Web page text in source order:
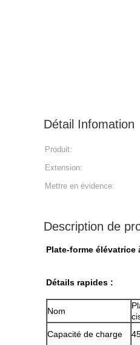
Détail Infomation
Produit:
Extension:
Mettre en évidence:
Description de
Plate-forme
Détails rapides :
Nom
Capacité de charge